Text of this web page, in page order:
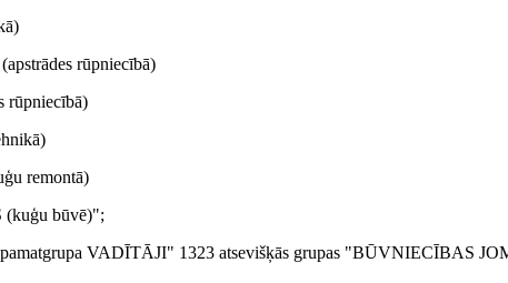
rūpniecībā)
rūpniecībā)
remontā)
(kuģu būvē)";
VADĪTĀJI" 1323 atsevišķās grupas "BŪVNIECĪBAS